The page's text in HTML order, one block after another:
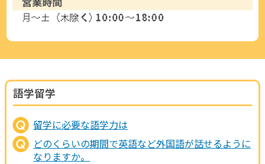
語学留学
留学に必要な語学力は
どのくらいの期間で英語など外国語が話せるように
なりますか。